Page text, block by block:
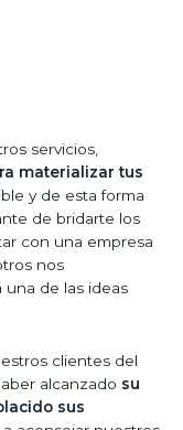
servicios,
materializar tus
y de esta forma
de bridarte los
con una empresa
nos
una de las ideas
clientes del
alcanzado su
sus